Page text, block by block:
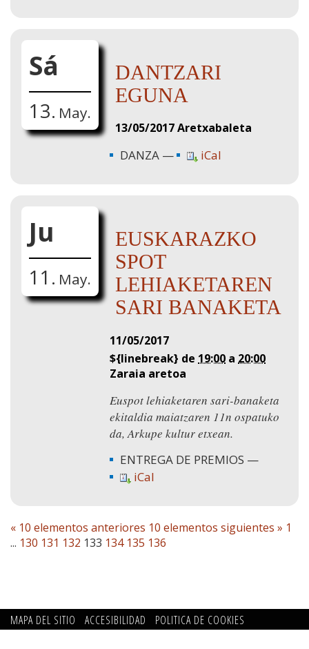
Sá
13. May.
DANTZARI
EGUNA
13/05/2017Aretxabaleta
DANZA iCal
Ju
11. May.
EUSKARAZKO
SPOT
LEHIAKETAREN
SARI BANAKETA
11/05/2017
${linebreak} de 19:00 a 20:00
Zaraia aretoa
Euspot lehiaketaren sari-banaketa
ekitaldia maiatzaren 11n ospatuko
da, Arkupe kultur etxean.
ENTREGA DE PREMIOS
iCal
« 10 elementos anteriores 10 elementos siguientes » 1
... 130 131 132 133 134 135 136
MAPA DEL SITIO ACCESIBILIDAD
POLITICA DE COOKIES